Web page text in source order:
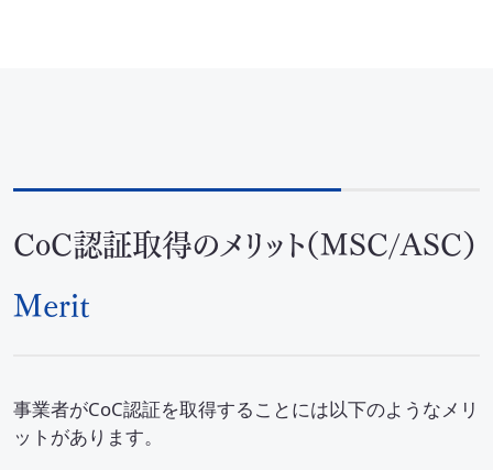
CoC認証取得のメリット（MSC/ASC）
Merit
事業者がCoC認証を取得することには以下のようなメリ
ットがあります。